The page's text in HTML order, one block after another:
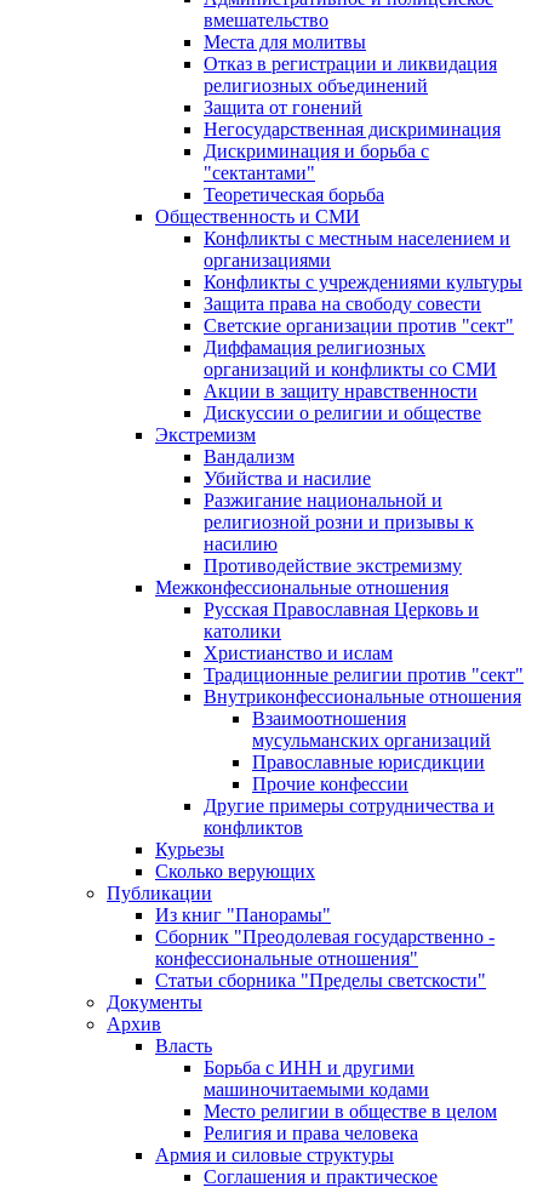
вмешательство
Места для молитвы
Отказ в регистрации и ликвидация
религиозных объединений
Защита от гонений
Негосударственная дискриминация
Дискриминация и борьба с
"сектантами"
Теоретическая борьба
Общественность и СМИ
Конфликты с местным населением и
организациями
Конфликты с учреждениями культуры
Защита права на свободу совести
Светские организации против "сект"
Диффамация религиозных
организаций и конфликты со СМИ
Акции в защиту нравственности
Дискуссии о религии и обществе
Экстремизм
Вандализм
Убийства и насилие
Разжигание национальной и
религиозной розни и призывы к
насилию
Противодействие экстремизму
Межконфессиональные отношения
Русская Православная Церковь и
католики
Христианство и ислам
Традиционные религии против "сект"
Внутриконфессиональные отношения
Взаимоотношения
мусульманских организаций
Православные юрисдикции
Прочие конфессии
Другие примеры сотрудничества и
конфликтов
Курьезы
Сколько верующих
Публикации
Из книг "Панорамы"
Сборник "Преодолевая государственно -
конфессиональные отношения"
Статьи сборника "Пределы светскости"
Документы
Архив
Власть
Борьба с ИНН и другими
машиночитаемыми кодами
Место религии в обществе в целом
Религия и права человека
Армия и силовые структуры
Соглашения и практическое